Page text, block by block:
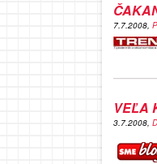
7.7.2008,
VEĽA
3.7.2008,